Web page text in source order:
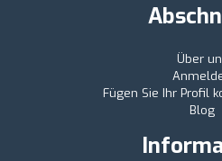
Über
Fügen Sie Ihr Profil
Blog